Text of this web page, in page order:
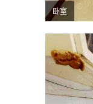
卧室